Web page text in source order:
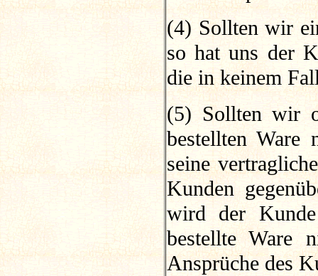
(4) Sollten wir
so hat uns der
die in keinem
(5) Sollten wir
bestellten
seine
Kunden
wird der
bestellte Ware
Ansprüche des